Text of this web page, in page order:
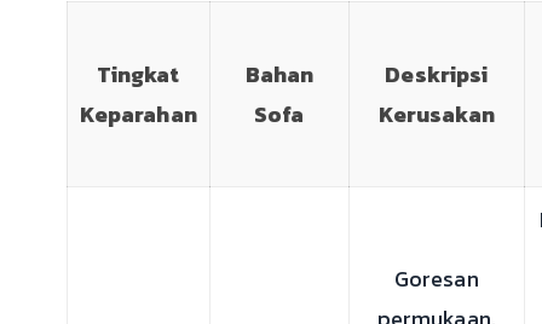
Tingkat
Keparahan
Bahan
Sofa
Deskripsi
Kerusakan
Goresan